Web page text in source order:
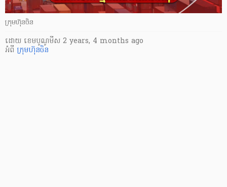
ក្រុមហ៊ុនចិន
ដោយ ​ ខេមបូណូមីស 2 years, 4 months ago
អំពី ក្រុមហ៊ុនចិន